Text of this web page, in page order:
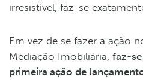
irresistível, faz-se
Em vez de se fazer a ação
Mediação Imobiliária, faz-
primeira ação de